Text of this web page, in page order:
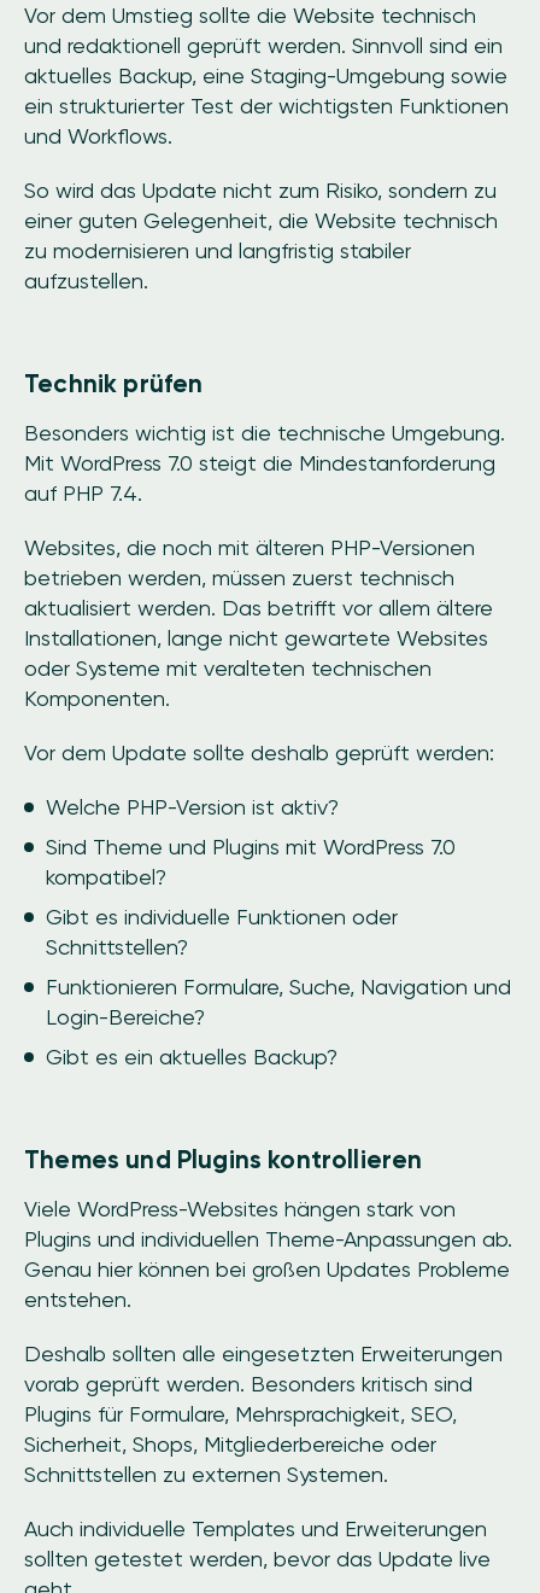
Vor dem Umstieg sollte die Website technisch
und redaktionell geprüft werden. Sinnvoll sind ein
aktuelles Backup, eine Staging-Umgebung sowie
ein strukturierter Test der wichtigsten Funktionen
und Workflows.
So wird das Update nicht zum Risiko, sondern zu
einer guten Gelegenheit, die Website technisch
zu modernisieren und langfristig stabiler
aufzustellen.
Technik prüfen
Besonders wichtig ist die technische Umgebung.
Mit WordPress 7.0 steigt die Mindestanforderung
auf PHP 7.4.
Websites, die noch mit älteren PHP-Versionen
betrieben werden, müssen zuerst technisch
aktualisiert werden. Das betrifft vor allem ältere
Installationen, lange nicht gewartete Websites
oder Systeme mit veralteten technischen
Komponenten.
Vor dem Update sollte deshalb geprüft werden:
Welche PHP-Version ist aktiv?
Sind Theme und Plugins mit WordPress 7.0
kompatibel?
Gibt es individuelle Funktionen oder
Schnittstellen?
Funktionieren Formulare, Suche, Navigation und
Login-Bereiche?
Gibt es ein aktuelles Backup?
Themes und Plugins kontrollieren
Viele WordPress-Websites hängen stark von
Plugins und individuellen Theme-Anpassungen ab.
Genau hier können bei großen Updates Probleme
entstehen.
Deshalb sollten alle eingesetzten Erweiterungen
vorab geprüft werden. Besonders kritisch sind
Plugins für Formulare, Mehrsprachigkeit, SEO,
Sicherheit, Shops, Mitgliederbereiche oder
Schnittstellen zu externen Systemen.
Auch individuelle Templates und Erweiterungen
sollten getestet werden, bevor das Update live